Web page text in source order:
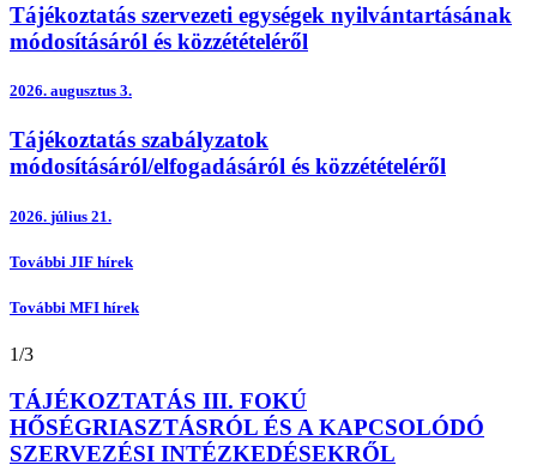
Tájékoztatás szervezeti egységek nyilvántartásának
módosításáról és közzétételéről
2026. augusztus 3.
Tájékoztatás szabályzatok
módosításáról/elfogadásáról és közzétételéről
2026. július 21.
További JIF hírek
További MFI hírek
1/3
TÁJÉKOZTATÁS III. FOKÚ
HŐSÉGRIASZTÁSRÓL ÉS A KAPCSOLÓDÓ
SZERVEZÉSI INTÉZKEDÉSEKRŐL